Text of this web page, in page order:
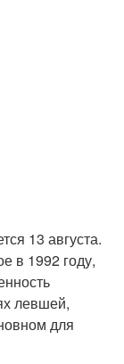
13 августа.
в 1992 году,
левшей,
для